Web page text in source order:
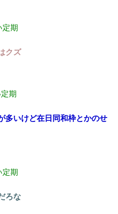
定期
クズ
期
多いけど在日同和枠とかのせ
定期
ろな